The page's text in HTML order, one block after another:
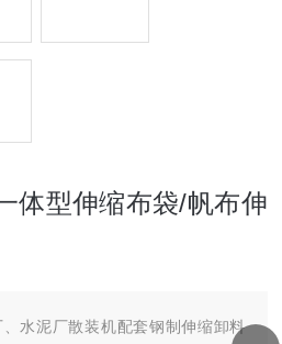
体型伸缩布袋/帆布伸
水泥厂散装机配套钢制伸缩卸料